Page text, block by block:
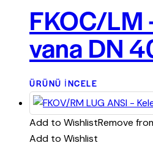
FKOC/LM
vana DN
ÜRÜNÜ İNCELE
Add to WishlistRemove
Add to Wishlist